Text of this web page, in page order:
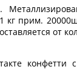
кг прим.
от
конфетти